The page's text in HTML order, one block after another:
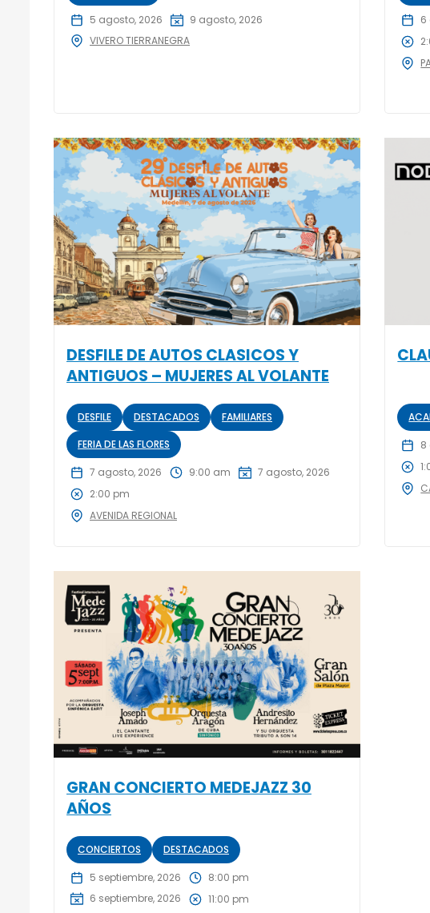
5 agosto, 2026
9 agosto, 2026
VIVERO TIERRANEGRA
6
DESFILE DE AUTOS CLASICOS Y
ANTIGUOS – MUJERES AL VOLANTE
DESFILE DESTACADOS
FAMILIARES
FERIA DE LAS FLORES
7 agosto, 2026 9:00 am
7 agosto, 2026
2:00 pm
AVENIDA REGIONAL
8
GRAN CONCIERTO MEDEJAZZ 30
AÑOS
CONCIERTOS DESTACADOS
5 septiembre, 2026
8:00 pm
6 septiembre, 2026
11:00 pm